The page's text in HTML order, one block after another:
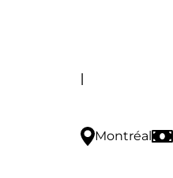
|
Montréal